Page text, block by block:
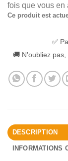
fois que vous en
Ce produit est
Alternative:
✅
🚚 N'oubliez
DESCRIPTION
INFORMATIONS